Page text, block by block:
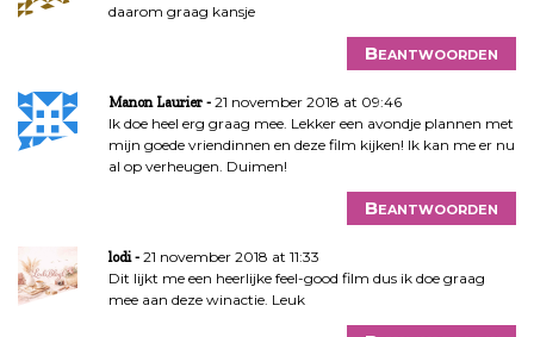
daarom graag kansje
Beantwoorden
Manon Laurier
21 november 2018 at 09:46
Ik doe heel erg graag mee. Lekker een avondje plannen met
mijn goede vriendinnen en deze film kijken! Ik kan me er nu
al op verheugen. Duimen!
Beantwoorden
lodi
21 november 2018 at 11:33
Dit lijkt me een heerlijke feel-good film dus ik doe graag
mee aan deze winactie. Leuk